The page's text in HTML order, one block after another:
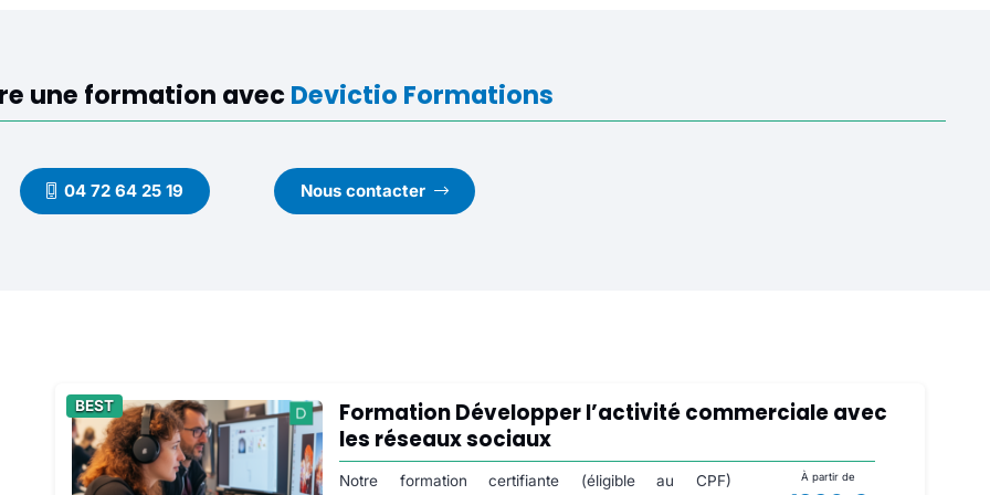
une formation avecDevictio Formations
04 72 64 25 19 Nous contacter
BEST
Formation Développer l’activité commerciale avec
les réseaux sociaux
Notre formation certifiante (éligible au CPF)
À partir de